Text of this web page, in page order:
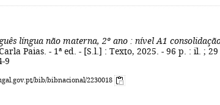
língua não materna, 2º ano : nível A1
Paias. - 1ª ed. - [S.l.] : Texto, 2025. - 96 p. : il. ; 29
9
bib/bibnacional/2230018